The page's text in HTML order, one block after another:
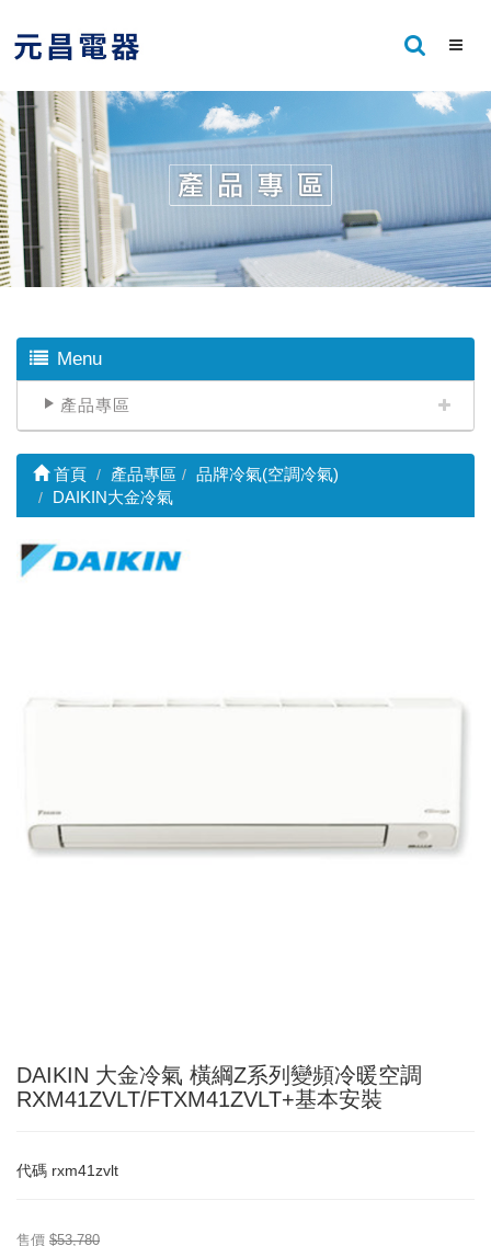
Menu
產品專區
首頁 產品專區
品牌冷氣(空調冷氣)
DAIKIN大金冷氣
DAIKIN 大金冷氣 橫綱Z系列變頻冷暖空調
RXM41ZVLT/FTXM41ZVLT+基本安裝
代碼 rxm41zvlt
售價 $53,780